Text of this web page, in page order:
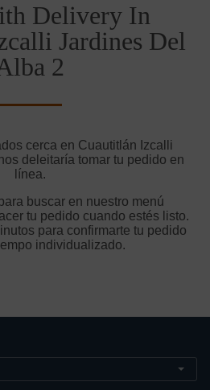
Delivery In
Jardines Del
2
cerca en Cuautitlán Izcalli
deleitaría tomar tu pedido en
línea.
buscar en nuestro menú
tu pedido cuando estés listo.
para confirmarte tu pedido
individualizado.